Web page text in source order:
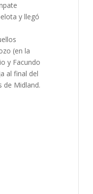
y llegó
(en la
y Facundo
al final del
de Midland.